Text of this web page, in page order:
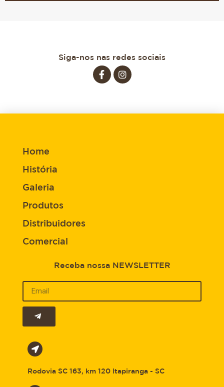
Siga-nos nas redes sociais
Home
História
Galeria
Produtos
Distribuidores
Comercial
Receba nossa NEWSLETTER
Rodovia SC 163, km 120 Itapiranga - SC